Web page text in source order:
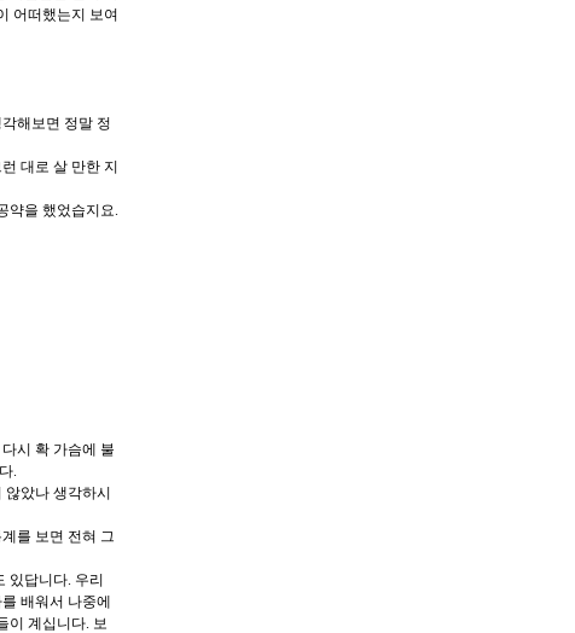
어떠했는지 보여
해보면 정말 정
대로 살 만한 지
약을 했었습지요.
시 확 가슴에 불
.
았나 생각하시
를 보면 전혀 그
있답니다. 우리
배워서 나중에
이 계십니다. 보